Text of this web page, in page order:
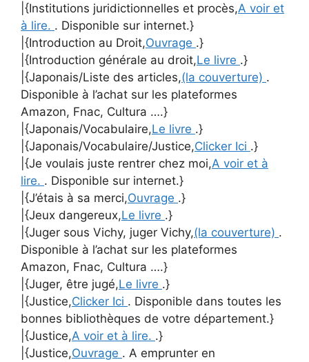
|{Institutions juridictionnelles et procès,A voir et
à lire. . Disponible sur internet.}
|{Introduction au Droit,Ouvrage .}
|{Introduction générale au droit,Le livre .}
|{Japonais/Liste des articles,(la couverture) .
Disponible à l’achat sur les plateformes
Amazon, Fnac, Cultura ….}
|{Japonais/Vocabulaire,Le livre .}
|{Japonais/Vocabulaire/Justice,Clicker Ici .}
|{Je voulais juste rentrer chez moi,A voir et à
lire. . Disponible sur internet.}
|{J’étais à sa merci,Ouvrage .}
|{Jeux dangereux,Le livre .}
|{Juger sous Vichy, juger Vichy,(la couverture) .
Disponible à l’achat sur les plateformes
Amazon, Fnac, Cultura ….}
|{Juger, être jugé,Le livre .}
|{Justice,Clicker Ici . Disponible dans toutes les
bonnes bibliothèques de votre département.}
|{Justice,A voir et à lire. .}
|{Justice,Ouvrage . A emprunter en